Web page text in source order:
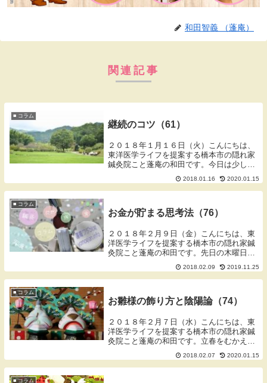
和田智義 （蓬庵）
関連記事
■ コラム
継続のコツ（61）
２０１８年１月１６日（火）こんにちは、
東洋医学ライフを提案する橋本市の隠れ家
鍼灸院こと蓬庵の和田です。今日は少し日
中の寒さがましでした。どうも明日は天気
が崩れるようです。午前中にこられた内湿
傾向（体の中に水をため込みやすい体質）
2018.01.16 2020.01.15
■ コラム
お金が貯まる思考法（76）
２０１８年２月９日（金）こんにちは、東
洋医学ライフを提案する橋本市の隠れ家鍼
灸院こと蓬庵の和田です。先日の木曜日に
皆様から頂きました治療費から台湾東部地
震の募金をさせていただきました。台湾は
東日本大震災がおこったときにアメリカに
2018.02.09 2019.11.25
■ コラム
お雛様の飾り方と陰陽論（74）
２０１８年２月７日（水）こんにちは、東
洋医学ライフを提案する橋本市の隠れ家鍼
灸院こと蓬庵の和田です。立春をむかえま
したが寒い日が続いていますね。今朝、治
療院のストーブをいれたら２度でした。和
風の一軒家はとにかく冬が寒いのが困りま
2018.02.07 2020.01.15
■ コラム